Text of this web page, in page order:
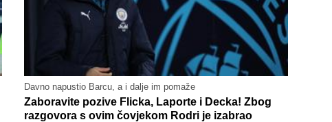
Davno napustio Barcu, a i dalje im pomaže
Zaboravite pozive Flicka, Laporte i Decka! Zbog
razgovora s ovim čovjekom Rodri je izabrao